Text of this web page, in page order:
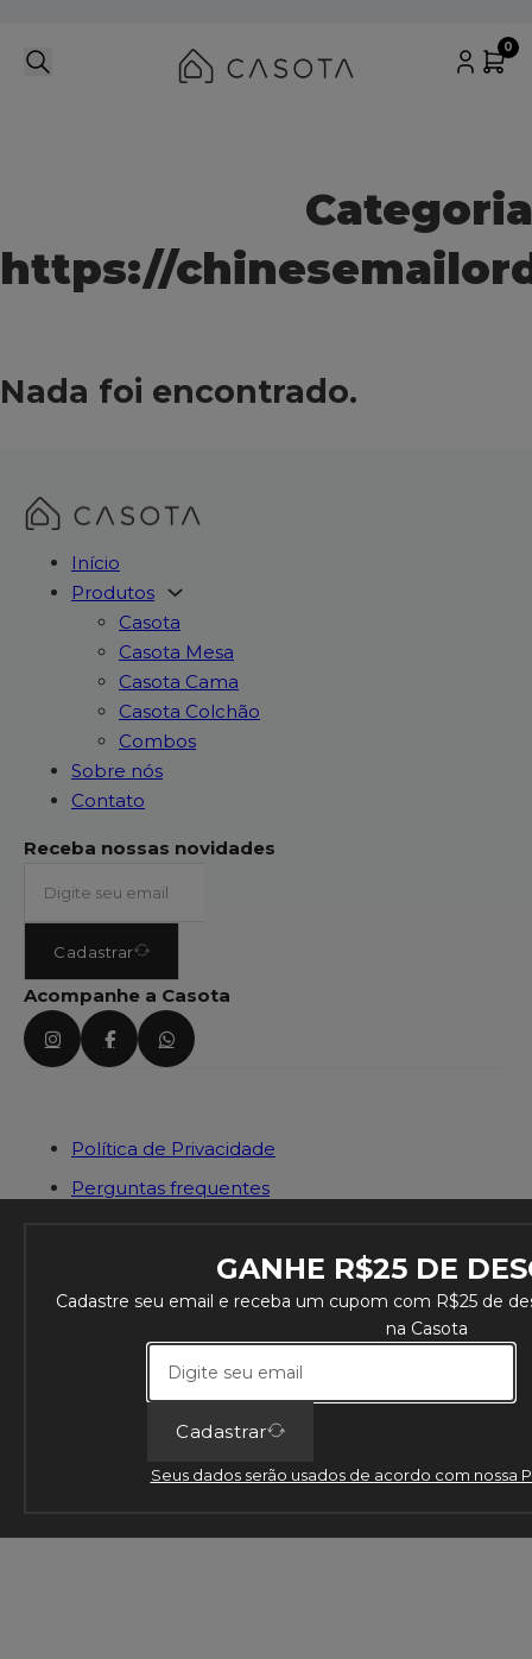
0
https://
Nada foi encontrado.
Início
Produtos
Casota
Casota Mesa
Casota Cama
Casota Colchão
Combos
Sobre nós
Contato
Receba nossas novidades
Cadastrar
Acompanhe a Casota
Política de Privacidade
Perguntas frequentes
GANHE R$25 DE
Cadastre seu email e receba um cupom com R$25 de
na Casota
Cadastrar
Seus dados serão usados de acordo com nossa